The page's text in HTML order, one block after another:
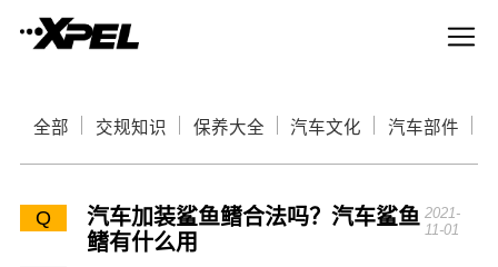
全部 交规知识 保养大全 汽车文化 汽车部件
Q
汽车加装鲨鱼鳍合法吗？汽车鲨鱼
鳍有什么用
2021-
11-01